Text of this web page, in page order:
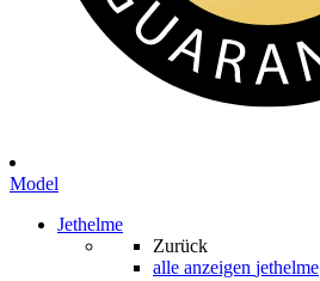
Model
Jethelme
Zurück
alle anzeigen jethelme